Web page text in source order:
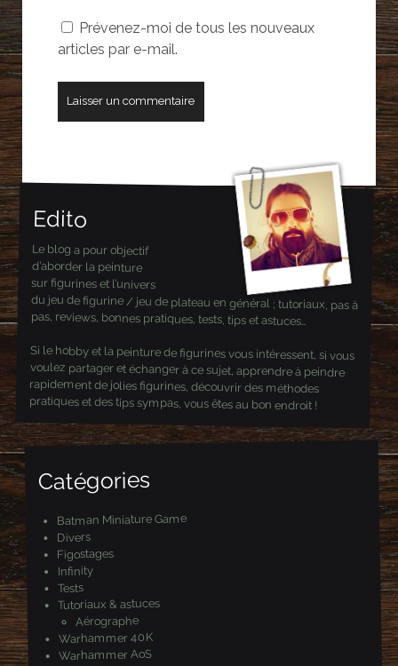
votre
site
Prévenez-moi de tous les nouveaux
articles par e-mail.
Edito
Le blog a pour objectif
d’aborder la peinture
sur figurines et l’univers
du jeu de figurine / jeu de plateau en général ; tutoriaux, pas à
pas, reviews, bonnes pratiques, tests, tips et astuces…
Si le hobby et la peinture de figurines vous intéressent, si vous
voulez partager et échanger à ce sujet, apprendre à peindre
rapidement de jolies figurines, découvrir des méthodes
pratiques et des tips sympas, vous êtes au bon endroit !
Catégories
Batman Miniature Game
Divers
Figostages
Infinity
Tests
Tutoriaux & astuces
Aérographe
Warhammer 40K
Warhammer AoS